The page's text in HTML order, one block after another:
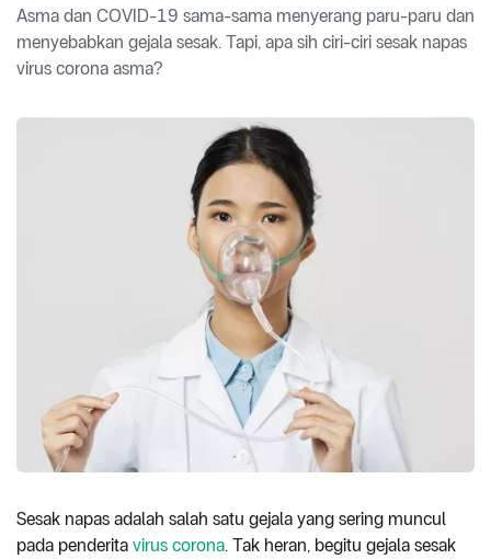
Asma dan COVID-19 sama-sama menyerang paru-paru dan
menyebabkan gejala sesak. Tapi, apa sih ciri-ciri sesak napas
virus corona asma?
Sesak napas adalah salah satu gejala yang sering muncul
pada penderita virus corona. Tak heran, begitu gejala sesak